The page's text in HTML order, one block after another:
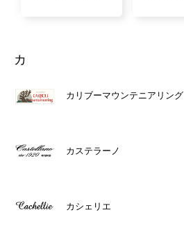
カ
カリブーマウンテニアリング
カステラーノ
カシェリエ